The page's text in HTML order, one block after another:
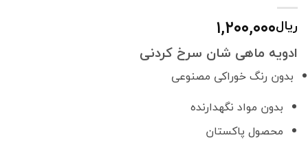
ریال۱,۲۰۰,۰۰۰
ادویه ماهی شان سرخ کردنی
بدون رنگ خوراکی مصنوعی
بدون مواد نگهدارنده
محصول پاکستان